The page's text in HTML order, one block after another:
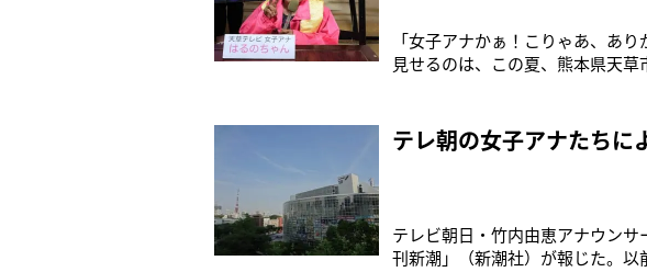
「女子アナかぁ！こりゃあ、あ
見せるのは、この夏、熊本県天
ら天草テレビで“世界最高齢の
一昨年の8月のこと。同
テレ朝の女子アナたちに
テレビ朝日・竹内由恵アナウン
刊新潮」（新潮社）が報じた。